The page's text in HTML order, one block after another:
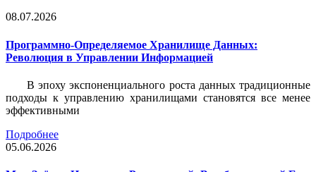
08.07.2026
Программно-Определяемое Хранилище Данных:
Революция в Управлении Информацией
В эпоху экспоненциального роста данных традиционные
подходы к управлению хранилищами становятся все менее
эффективными
Подробнее
05.06.2026